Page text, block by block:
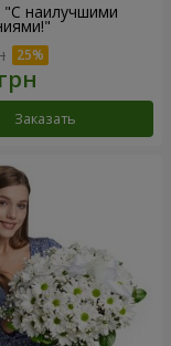
"С наилучшими
Заказать